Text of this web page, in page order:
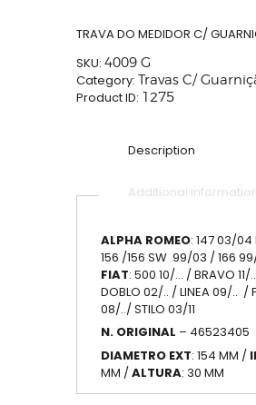
TRAVA DO MEDIDOR C/
SKU: 4009 G
Category: Travas C/
Product ID: 1275
Description
Additional
ALPHA ROMEO: 147 03/
156 /156 SW 99/03 / 166
FIAT: 500 10/… / BRAVO
DOBLO 02/.. / LINEA 09/.. /
08/../ STILO 03/11
N. ORIGINAL – 46523405
DIAMETRO EXT: 154 MM /
MM /ALTURA: 30 MM